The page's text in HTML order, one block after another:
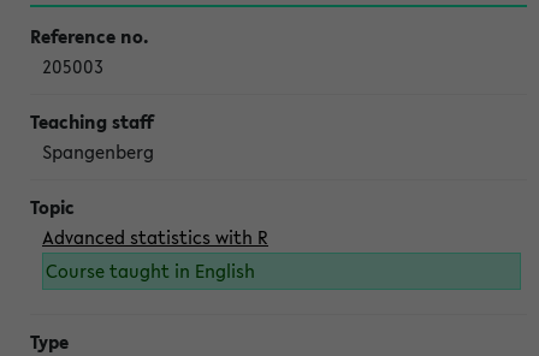
205003
Spangenberg
Advanced statistics with R
Course taught in English